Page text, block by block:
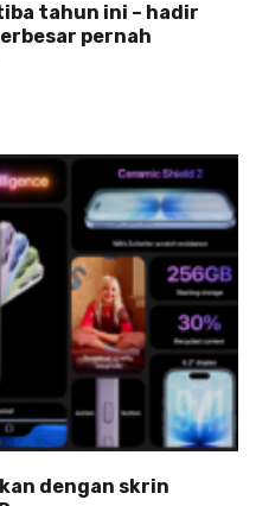
tahun ini – hadir
pernah
dengan skrin